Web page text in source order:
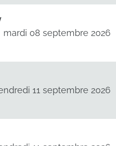
mardi 08 septembre 2026
11 septembre 2026